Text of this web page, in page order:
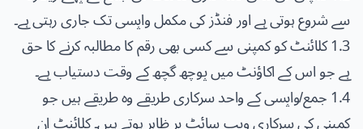
سے شروع ہوتی ہے اور فنڈز کی مکمل واپسی تک جاری رہتی ہے۔
1.3 کلائنٹ کو کمپنی سے کسی بھی رقم کا مطالبہ کرنے کا حق
ہے جو اس کے اکاؤنٹ میں پوچھ گچھ کے وقت دستیاب ہے۔
1.4 جمع/واپسی کے واحد سرکاری طریقے وہ طریقے ہیں جو